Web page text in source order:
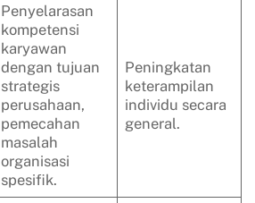
Penyelarasan
kompetensi
karyawan
dengan tujuan
strategis
perusahaan,
pemecahan
masalah
organisasi
spesifik.
Peningkatan
keterampilan
individu secara
general.